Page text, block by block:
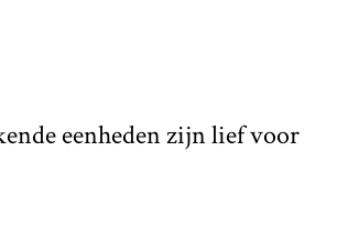
eenheden zijn lief voor